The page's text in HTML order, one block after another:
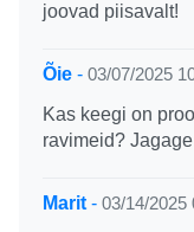
joovad piisavalt!
Õie - 03/07/2025
Kas keegi on
ravimeid?
Marit - 03/14/2025